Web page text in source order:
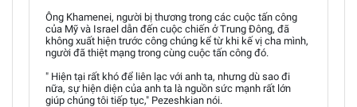
Ông Khamenei, người bị thương trong các cuộc tấn công
của Mỹ và Israel dẫn đến cuộc chiến ở Trung Đông, đã
không xuất hiện trước công chúng kể từ khi kế vị cha mình,
người đã thiệt mạng trong cùng cuộc tấn công đó.
" Hiện tại rất khó để liên lạc với anh ta, nhưng dù sao đi
nữa, sự hiện diện của anh ta là nguồn sức mạnh rất lớn
giúp chúng tôi tiếp tục," Pezeshkian nói.